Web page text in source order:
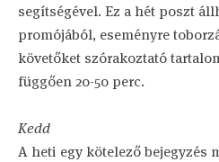
segítségével. Ez a hét poszt
promójából, eseményre
követőket szórakoztató
függően 20-50 perc.
Kedd
A heti egy kötelező bejegyzés